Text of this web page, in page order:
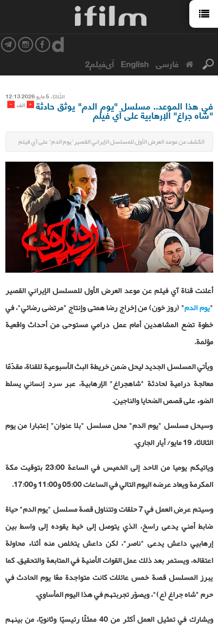
فارسی English آی‌فیلم2
الثُلاثاء 5 مایو 2026 12:13
- الف + في هذا الموعد.. مسلسل "يوم الدم" يوثق حادثة
"شاه جراغ" الإرهابية على آي فيلم
الكشف عن موعد العرض الأول للمسلسل الإيراني القصير"يوم الدم" على آي فيلم
أعلنت قناة آي فيلم عن موعد العرض الأول للمسلسلالإيراني القصير
"يوم الدم" (روز خون) من إخراج رضا همتی وإنتاج "مرتضى رضائي"، في
خطوة تضع المشاهدين أمام عمل درامي مستوحى من أحداث واقعية
مؤلمة.
ويأتي المسلسل الجديد ليحل ضمن خريطة البث الأسبوعية للقناة، مقدّمًا
معالجة درامية لحادثة "شاهجراغ"الإرهابية، عبر سرد إنساني يسلط
الضوء على قصص الضحايا والناجين.
وسيحل مسلسل "يوم الدم" محل مسلسل "بلا عنوان" إعتبارا من يوم
الثالاثاء 19 مايو/ أيار الجاري.
وياتيكم يوميا من الاحد إلى الخميس في الساعة 23:00 بتوقيت مكة
المكرمة ويعاد عرضه اليوم التالي في الساعات 05:00 و11:00 و17:00.
وسيتم عرض العمل في 7 حلقات وتتناول قصة مسلسل "يوم الدم" حياة
ضابط أمني يدعى راسخ، الذي يتوصل إلى خيط يقوده إلى واسط بين
إرهابيي داعش يدعى "ناصر"، لكن داعش يتخلص منه أثناء محاولة
اعتقاله، ويستمر بعد ذلك عمل القوات الأمنية في المتابعة والتحقيق. كما
يبرز المسلسل قصة خمس عائلات كانت متواجدة معًا يوم الحادث في
حرم "شاه ‌جراغ (ع)"، ويصوّر تجربتهم في هذا اليوم المأساوي.
ويشارك في تمثيل العمل أكثر من 40 ممثلًا رئيسيًا وثانويًا، من بينهم